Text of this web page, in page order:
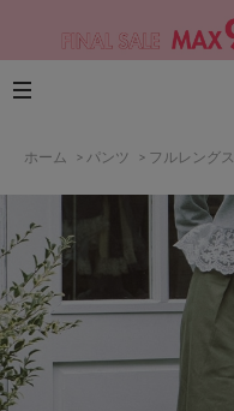
ホーム > パンツ > フルレングス